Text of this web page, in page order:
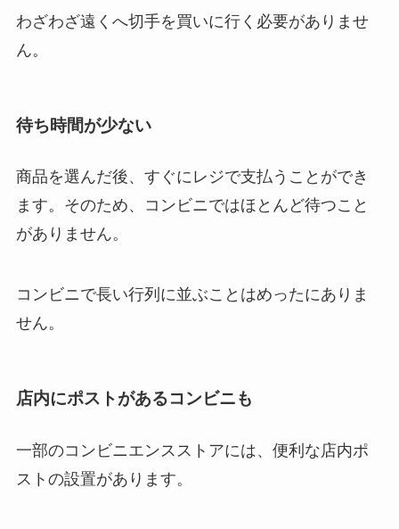
わざわざ遠くへ切手を買いに行く必要がありませ
ん。
待ち時間が少ない
商品を選んだ後、すぐにレジで支払うことができ
ます。そのため、コンビニではほとんど待つこと
がありません。
コンビニで長い行列に並ぶことはめったにありま
せん。
店内にポストがあるコンビニも
一部のコンビニエンスストアには、便利な店内ポ
ストの設置があります。